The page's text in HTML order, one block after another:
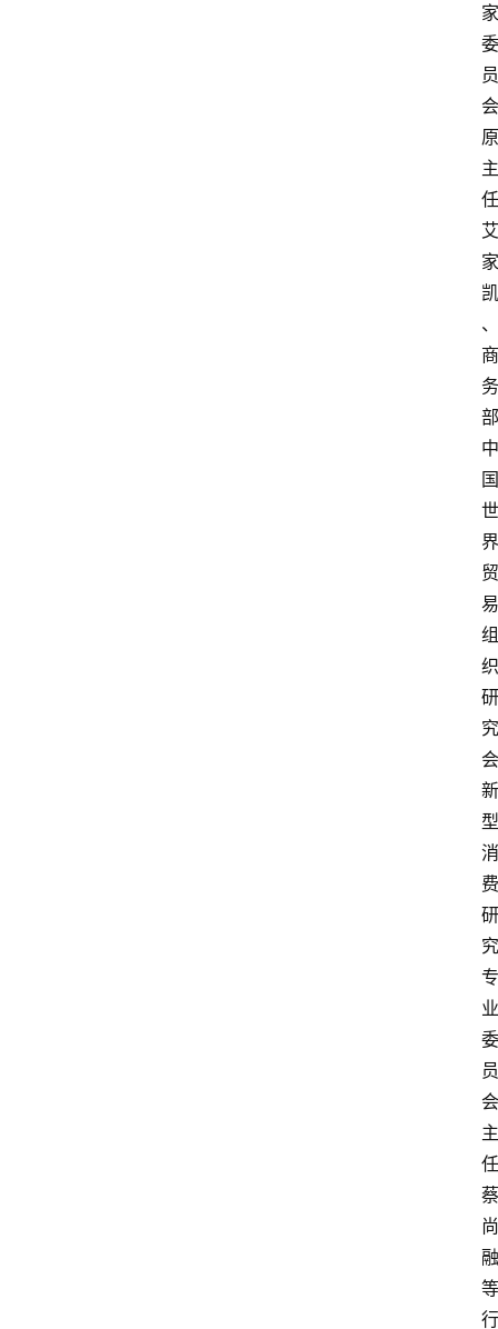
家
委
员
会
原
主
任
艾
家
凯
、
商
务
部
中
国
世
界
贸
易
组
织
研
究
会
新
型
消
费
研
究
专
业
委
员
会
主
任
蔡
尚
融
等
行